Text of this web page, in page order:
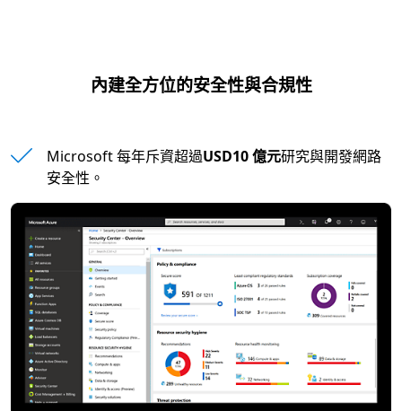
內建全方位的安全性與合規性
Microsoft 每年斥資超過USD10 億元研究與開發網路
安全性。